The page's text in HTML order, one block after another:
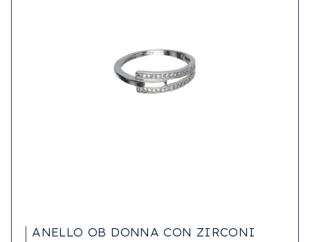
ANELLO OB DONNA CON ZIRCONI